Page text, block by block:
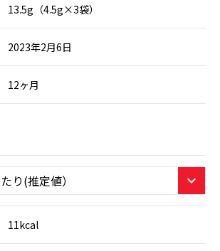
13.5g（4.5g×3袋）
2023年2月6日
12ヶ月
11kcal